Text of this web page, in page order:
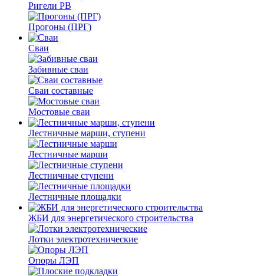
Ригели РВ
Прогоны (ПРГ)
Сваи
Забивные сваи
Сваи составные
Мостовые сваи
Лестничные марши, ступени
Лестничные марши
Лестничные ступени
Лестничные площадки
ЖБИ для энергетического строительства
Лотки электротехнические
Опоры ЛЭП